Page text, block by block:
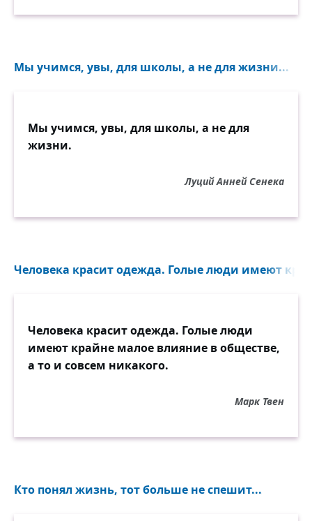
Вы были дети и герои,
Как ваша бешеная рать?..
Вас златокудрая Фортуна
Любовь и сабли остриё —
Мы учимся, увы, для школы, а не для жизни...
Мы учимся, увы, для школы, а не для
жизни.
Луций Анней Сенека
Человека красит одежда. Голые люди имеют
Человека красит одежда. Голые люди
имеют крайне малое влияние в обществе,
а то и совсем никакого.
Марк Твен
Кто понял жизнь, тот больше не спешит...